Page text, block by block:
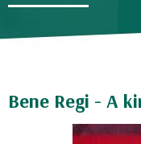
Bene Regi - A